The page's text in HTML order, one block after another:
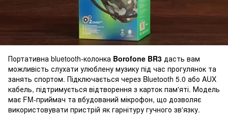
Портативна bluetooth-колонка Borofone BR3 дасть вам
можливість слухати улюблену музику під час прогулянок та
занять спортом. Підключається через Bluetooth 5.0 або AUX
кабель, підтримується відтворення з карток пам'яті. Модель
має FM-приймач та вбудований мікрофон, що дозволяє
використовувати пристрій як гарнітуру гучного зв'язку.